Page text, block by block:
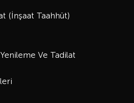
(İnşaat Taahhüt)
Ve Tadilat